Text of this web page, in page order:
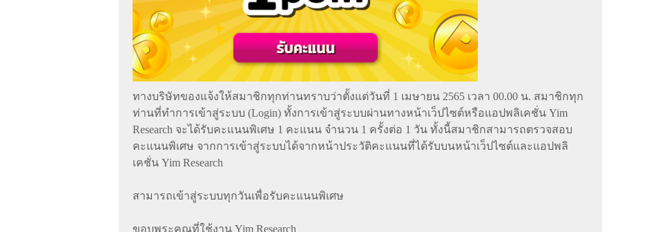
ทางบริษัทของแจ้งให้สมาชิกทุกท่านทราบว่าตั้งแต่วันที่ 1 เมษายน 2565 เวลา 00.00 น. สมาชิกทุก
ท่านที่ทำการเข้าสู่ระบบ (Login) ทั้งการเข้าสู่ระบบผ่านทางหน้าเว็ปไซต์หรือแอปพลิเคชั่น Yim
Research จะได้รับคะแนนพิเศษ 1 คะแนน จำนวน 1 ครั้งต่อ 1 วัน ทั้งนี้สมาชิกสามารถตรวจสอบ
คะแนนพิเศษ จากการเข้าสู่ระบบได้จากหน้าประวัติคะแนนที่ได้รับบนหน้าเว็ปไซต์และแอปพลิ
เคชั่น Yim Research
สามารถเข้าสู่ระบบทุกวันเพื่อรับคะแนนพิเศษ
ขอบพระคุณที่ใช้งาน Yim Research